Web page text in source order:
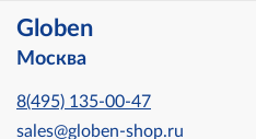
Globen
Москва
8(495) 135-00-47
sales@globen-shop.ru